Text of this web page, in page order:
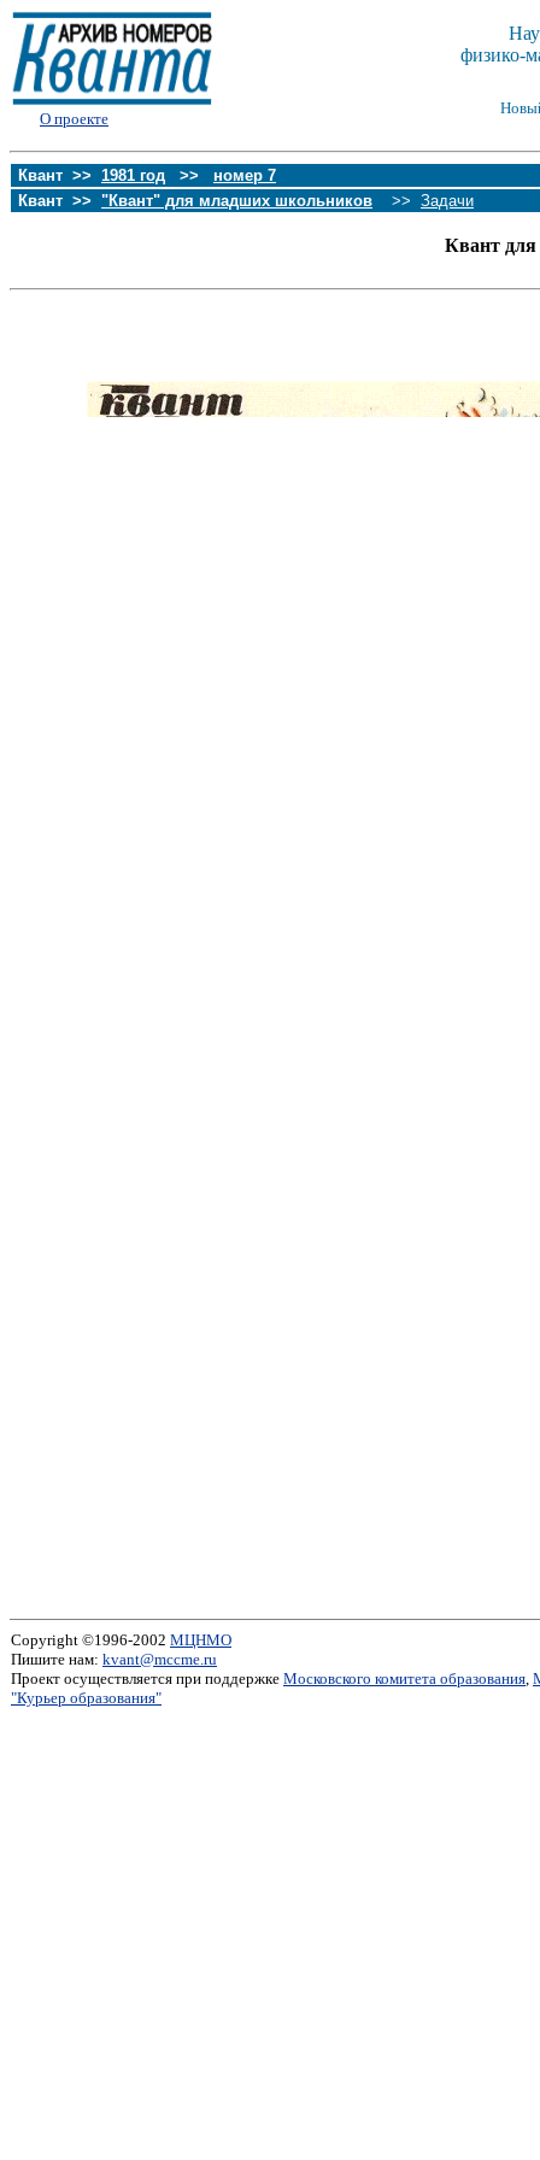
О проекте
физико-
Квант >> 1981 год >> номер 7
Квант >> "Квант" для младших школьников >> Задачи
Квант
Copyright ©1996-2002 МЦНМО
Пишите нам: kvant@mccme.ru
Проект осуществляется при поддержке Московского комитета образования,
"Курьер образования"